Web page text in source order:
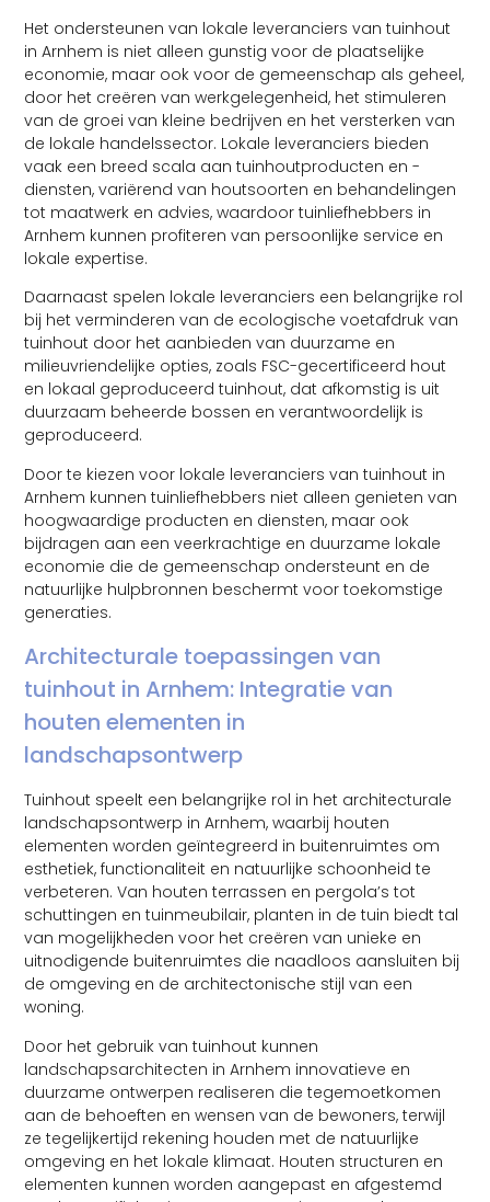
Het ondersteunen van lokale leveranciers van tuinhout
in Arnhem is niet alleen gunstig voor de plaatselijke
economie, maar ook voor de gemeenschap als geheel,
door het creëren van werkgelegenheid, het stimuleren
van de groei van kleine bedrijven en het versterken van
de lokale handelssector. Lokale leveranciers bieden
vaak een breed scala aan tuinhoutproducten en -
diensten, variërend van houtsoorten en behandelingen
tot maatwerk en advies, waardoor tuinliefhebbers in
Arnhem kunnen profiteren van persoonlijke service en
lokale expertise.
Daarnaast spelen lokale leveranciers een belangrijke rol
bij het verminderen van de ecologische voetafdruk van
tuinhout door het aanbieden van duurzame en
milieuvriendelijke opties, zoals FSC-gecertificeerd hout
en lokaal geproduceerd tuinhout, dat afkomstig is uit
duurzaam beheerde bossen en verantwoordelijk is
geproduceerd.
Door te kiezen voor lokale leveranciers van tuinhout in
Arnhem kunnen tuinliefhebbers niet alleen genieten van
hoogwaardige producten en diensten, maar ook
bijdragen aan een veerkrachtige en duurzame lokale
economie die de gemeenschap ondersteunt en de
natuurlijke hulpbronnen beschermt voor toekomstige
generaties.
Architecturale toepassingen van
tuinhout in Arnhem: Integratie van
houten elementen in
landschapsontwerp
Tuinhout speelt een belangrijke rol in het architecturale
landschapsontwerp in Arnhem, waarbij houten
elementen worden geïntegreerd in buitenruimtes om
esthetiek, functionaliteit en natuurlijke schoonheid te
verbeteren. Van houten terrassen en pergola’s tot
schuttingen en tuinmeubilair, planten in de tuin biedt tal
van mogelijkheden voor het creëren van unieke en
uitnodigende buitenruimtes die naadloos aansluiten bij
de omgeving en de architectonische stijl van een
woning.
Door het gebruik van tuinhout kunnen
landschapsarchitecten in Arnhem innovatieve en
duurzame ontwerpen realiseren die tegemoetkomen
aan de behoeften en wensen van de bewoners, terwijl
ze tegelijkertijd rekening houden met de natuurlijke
omgeving en het lokale klimaat. Houten structuren en
elementen kunnen worden aangepast en afgestemd